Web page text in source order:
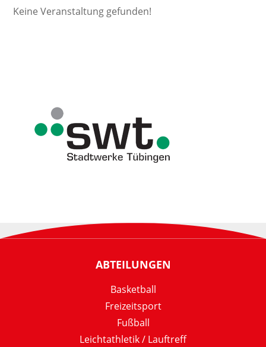
Keine Veranstaltung gefunden!
ABTEILUNGEN
Basketball
Freizeitsport
Fußball
Leichtathletik / Lauftreff